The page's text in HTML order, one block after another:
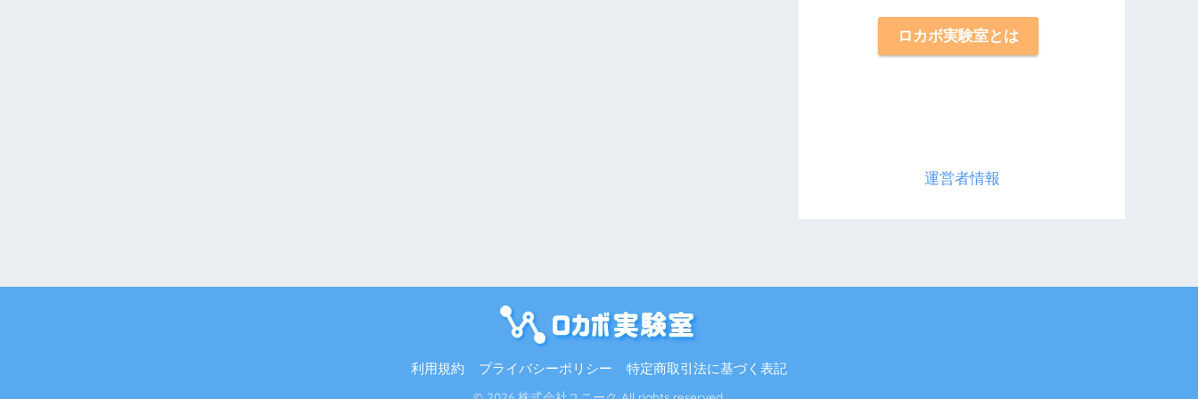
ロカボ実験室とは
運営者情報
利用規約 プライバシーポリシー 特定商取引法に基づく表記